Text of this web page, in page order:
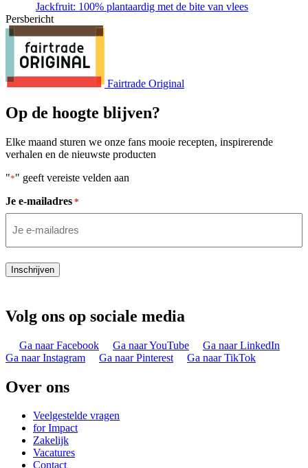
Jackfruit: 100% plantaardig met de bite van vlees
Persbericht
Fairtrade Original
Op de hoogte blijven?
Elke maand sturen we onze fans mooie recepten, inspirerende
verhalen en de nieuwste producten
"*" geeft vereiste velden aan
Je e-mailadres *
Inschrijven
Volg ons op sociale media
Ga naar Facebook Ga naar YouTube
Ga naar LinkedIn
Ga naar Instagram
Ga naar Pinterest Ga naar TikTok
Over ons
Veelgestelde vragen
for Impact
Zakelijk
Vacatures
Contact